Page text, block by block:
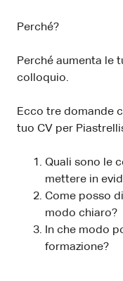
Perché?
Perché aumenta le
colloquio.
Ecco tre domande
tuo CV per
Quali sono le
mettere in
Come posso
modo chiaro?
In che modo
formazione?